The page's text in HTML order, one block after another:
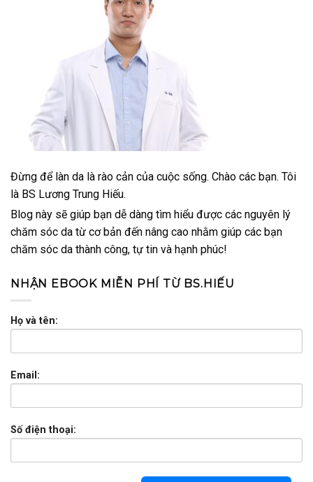
Đừng để làn da là rào cản của cuộc sống. Chào các bạn. Tôi
là BS Lương Trung Hiếu.
Blog này sẽ giúp bạn dễ dàng tìm hiểu được các nguyên lý
chăm sóc da từ cơ bản đến nâng cao nhằm giúp các bạn
chăm sóc da thành công, tự tin và hạnh phúc!
NHẬN EBOOK MIỄN PHÍ TỪ BS.HIẾU
Họ và tên:
Email:
Số điện thoại: